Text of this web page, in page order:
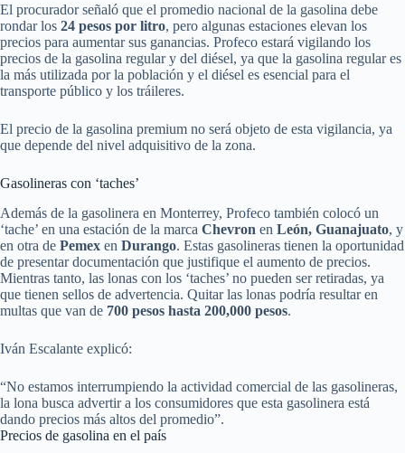
El procurador señaló que el promedio nacional de la gasolina debe
rondar los 24 pesos por litro, pero algunas estaciones elevan los
precios para aumentar sus ganancias. Profeco estará vigilando los
precios de la gasolina regular y del diésel, ya que la gasolina regular es
la más utilizada por la población y el diésel es esencial para el
transporte público y los tráileres.
El precio de la gasolina premium no será objeto de esta vigilancia, ya
que depende del nivel adquisitivo de la zona.
Gasolineras con ‘taches’
Además de la gasolinera en Monterrey, Profeco también colocó un
‘tache’ en una estación de la marca Chevron en León, Guanajuato, y
en otra de Pemex en Durango. Estas gasolineras tienen la oportunidad
de presentar documentación que justifique el aumento de precios.
Mientras tanto, las lonas con los ‘taches’ no pueden ser retiradas, ya
que tienen sellos de advertencia. Quitar las lonas podría resultar en
multas que van de 700 pesos hasta 200,000 pesos.
Iván Escalante explicó:
“No estamos interrumpiendo la actividad comercial de las gasolineras,
la lona busca advertir a los consumidores que esta gasolinera está
dando precios más altos del promedio”.
Precios de gasolina en el país